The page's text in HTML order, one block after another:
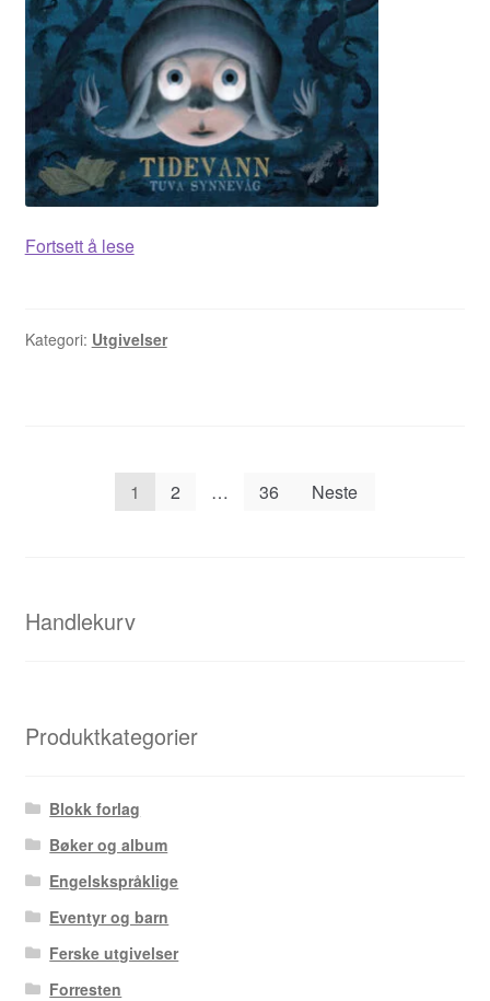
Fortsett å leseTidevann
Kategori: Utgivelser
Sidepaginering
1 2 … 36 Neste
Handlekurv
Produktkategorier
Blokk forlag
Bøker og album
Engelskspråklige
Eventyr og barn
Ferske utgivelser
Forresten